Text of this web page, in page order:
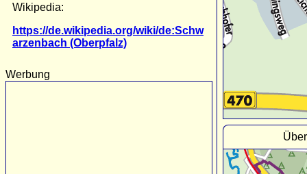
Wikipedia:
https://de.wikipedia.org/wiki/de:Schw
arzenbach (Oberpfalz)
Werbung